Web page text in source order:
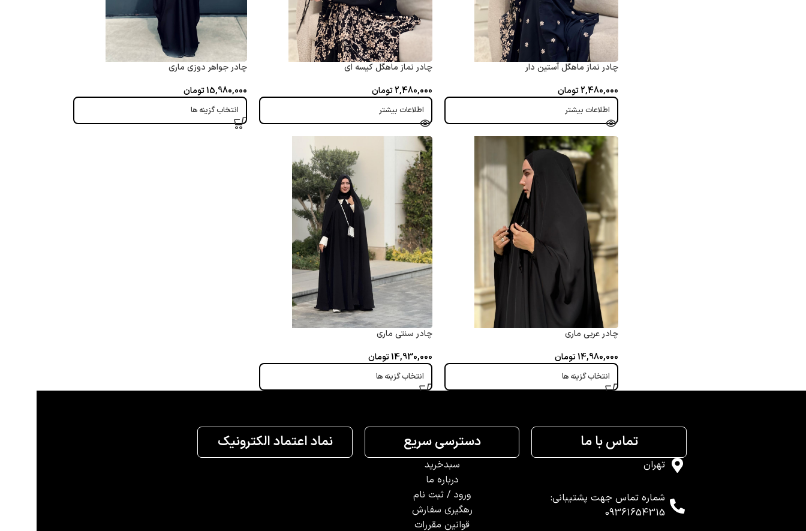
چادر نماز ماهگل آستین دار
2,480,000تومان
اطلاعات بیشتر
چادر نماز ماهگل کیسه ای
2,480,000تومان
اطلاعات بیشتر
چادر جواهر دوزی ماری
15,980,000تومان
انتخاب گزینه ها
چادر عربی ماری
14,980,000تومان
انتخاب گزینه ها
چادر سنتی ماری
14,930,000تومان
انتخاب گزینه ها
تماس با ما
تهران
شماره تماس جهت پشتیبانی:
09361654315
دسترسی سریع
سبدخرید
درباره ما
ورود / ثبت نام
رهگیری سفارش
قوانین مقررات
نماد اعتماد الکترونیک